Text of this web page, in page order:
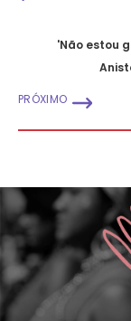
'Não estou
PRÓXIMO